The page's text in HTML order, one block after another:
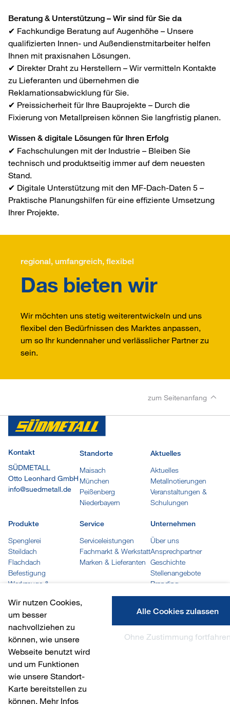
Beratung & Unterstützung – Wir sind für Sie da
✔ Fachkundige Beratung auf Augenhöhe – Unsere
qualifizierten Innen- und Außendienstmitarbeiter helfen
Ihnen mit praxisnahen Lösungen.
✔ Direkter Draht zu Herstellern – Wir vermitteln Kontakte
zu Lieferanten und übernehmen die
Reklamationsabwicklung für Sie.
✔ Preissicherheit für Ihre Bauprojekte – Durch die
Fixierung von Metallpreisen können Sie langfristig planen.
Wissen & digitale Lösungen für Ihren Erfolg
✔ Fachschulungen mit der Industrie – Bleiben Sie
technisch und produktseitig immer auf dem neuesten
Stand.
✔ Digitale Unterstützung mit den MF-Dach-Daten 5 –
Praktische Planungshilfen für eine effiziente Umsetzung
Ihrer Projekte.
regional, umfangreich, flexibel
Das bieten wir
Wir möchten uns stetig weiterentwickeln und uns
flexibel den Bedürfnissen des Marktes anpassen,
um so Ihr kundennaher und verlässlicher Partner zu
sein.
zum Seitenanfang
Kontakt
SÜDMETALL
Otto Leonhard GmbH
info@suedmetall.de
Standorte
Maisach
München
Peißenberg
Niederbayern
Aktuelles
Aktuelles
Metallnotierungen
Veranstaltungen &
Schulungen
Produkte
Spenglerei
Steildach
Flachdach
Befestigung
Werkzeuge &
Trapez- und Wellprofile
Kleben, Dichten &
Reinigen
Löten
Farben
Service
Serviceleistungen
Fachmarkt & Werkstatt
Marken & Lieferanten
Unternehmen
Über uns
Ansprechpartner
Geschichte
Stellenangebote
Branding
© 2026 Südmetall Otto Leonhard GmbH
Wir nutzen Cookies,
um besser
nachvollziehen zu
können, wie unsere
Webseite benutzt wird
und um Funktionen
wie unsere Standort-
Karte bereitstellen zu
können. Mehr Infos
Alle Cookies zulassen
Ohne Zustimmung